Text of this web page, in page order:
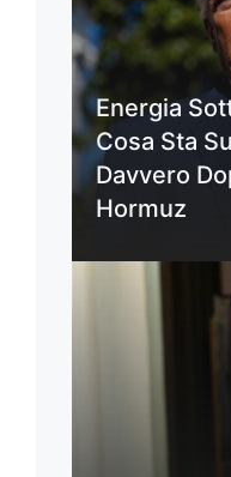
Energia
Cosa Sta
Davvero
Hormuz